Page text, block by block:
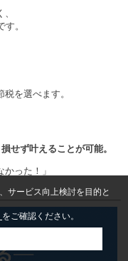
す。
を選べます。
せず叶えることが可能。
った！」
サービス向上検討を目的と
をご確認ください。